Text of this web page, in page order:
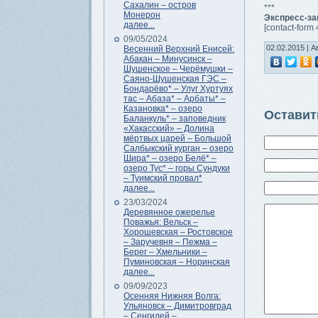
Сахалин – остров
Монерон
далее...
09/05/2024
Весенний Верхний Енисей:
Абакан – Минусинск –
Шушенское – Черёмушки –
Саяно-Шушенская ГЭС –
Бондарёво* – Улуг Хуртуях
тас – Абаза* – Арбаты* –
Казановка* – озеро
Баланкуль* – заповедник
«Хакасский» – Долина
мёртвых царей – Большой
Салбыкский курган – озеро
Шира* – озеро Белё* –
озеро Тус* – горы Сундуки
– Туимский провал*
далее...
23/03/2024
Деревянное ожерелье
Поважья: Вельск –
Хорошевская – Ростовское
– Заручевня – Пежма –
Берег – Хмельники –
Пуминовская – Норинская
далее...
09/09/2023
Осенняя Нижняя Волга:
Ульяновск – Димитровград
– Сенгилей –
***
Экспресс-
[contact-form
02.02.2015 |